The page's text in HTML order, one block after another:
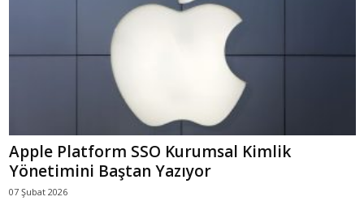
Apple Platform SSO Kurumsal Kimlik
Yönetimini Baştan Yazıyor
07 Şubat 2026